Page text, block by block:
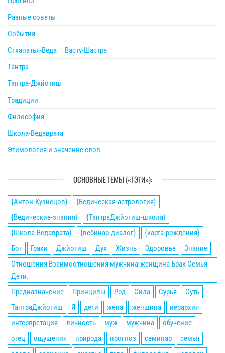
Разные советы
События
Стхапатья-Веда — Васту-Шастра
Тантра
Тантра-Джйотиш
Традиции
Философия
Школа-Ведаврата
Этимология и значение слов
ОСНОВНЫЕ ТЕМЫ («ТЭГИ»):
{Антон-Кузнецов}
{Ведическая-астрология}
{Ведические-знания}
{ТантраДжйотиш-школа}
{Школа-Ведаврата}
{вебинар-диалог}
{карта-рождения}
Бог
Грахи Джйотиш Дух Жизнь Здоровье
Знание
Отношения Взаимоотношения мужчина-женщина Брак Семья
Дети.
Предназначение
Принципы Род Сила Сурья
Суть
ТантраДжйотиш
Я дети жена женщина
иерархия
интерпретация
личность муж мужчина
обучение
отец
ощущения природа прогноз семинар
семья